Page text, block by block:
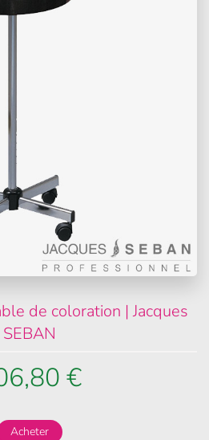
de coloration | Jacques
SEBAN
€
Acheter